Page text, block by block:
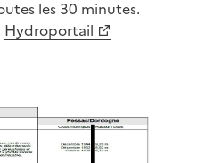
les 30 minutes.
Hydroportail